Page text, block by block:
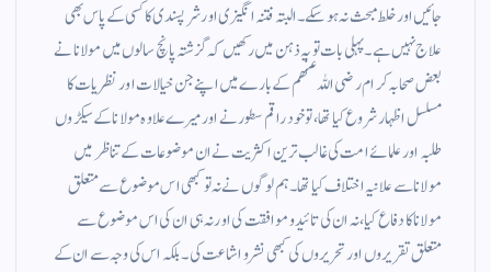
جائیں اور خلط مبحث نہ ہو سکے۔ البتہ فتنہ انگیزی اور شر پسندی کا کسی کے پاس بھی
علاج نہیں ہے۔ پہلی بات تو یہ ذہن میں رکھیں کہ گزشتہ پانچ سالوں میں مولانا نے
بعض صحابہ کرام رضی اللہ عنھم کے بارے میں اپنے جن خیالات اور نظریات کا
مسلسل اظہار شروع کیا تھا، تو خود راقم سطور نے اور میرے علاوہ مولانا کے سیکڑوں
طلبہ اور علمائے امت کی غالب ترین اکثریت نے ان موضوعات کے تناظر میں
مولانا سے علانیہ اختلاف کیا تھا۔ ہم لوگوں نے نہ تو کبھی اس موضوع سے متعلق
مولانا کا دفاع کیا، نہ ان کی تائید و موافقت کی اور نہ ہی ان کی اس موضوع سے
متعلق تقریروں اور تحریروں کی کبھی نشر و اشاعت کی۔ بلکہ اس کی وجہ سے ان کے